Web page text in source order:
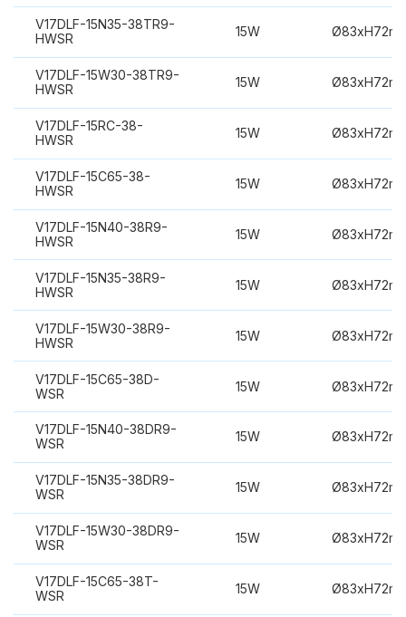
V17DLF-15N35-38TR9-
HWSR
15W
V17DLF-15W30-38TR9-
HWSR
15W
V17DLF-15RC-38-
HWSR
15W
V17DLF-15C65-38-
HWSR
15W
V17DLF-15N40-38R9-
HWSR
15W
V17DLF-15N35-38R9-
HWSR
15W
V17DLF-15W30-38R9-
HWSR
15W
V17DLF-15C65-38D-
WSR
15W
V17DLF-15N40-38DR9-
WSR
15W
V17DLF-15N35-38DR9-
WSR
15W
V17DLF-15W30-38DR9-
WSR
15W
V17DLF-15C65-38T-
WSR
15W